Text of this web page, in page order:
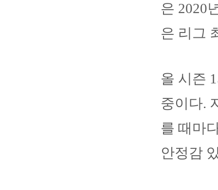
은 2020
은 리그
올 시즌
중이다.
를 때마
안정감